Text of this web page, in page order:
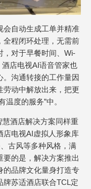
会自动生成工单并精准
全程闭环处理，无需前
，对于早餐时间、Wi-
店电视AI语音管家也
沟通转接的工作量因
劳动中解放出来，把更
度的服务”中。
酒店解决方案同样重
店电视AI虚拟人形象库
古风等多种风格，满
要的是，解决方案推出
品牌文化量身打造专
牌苏适酒店联合TCL定